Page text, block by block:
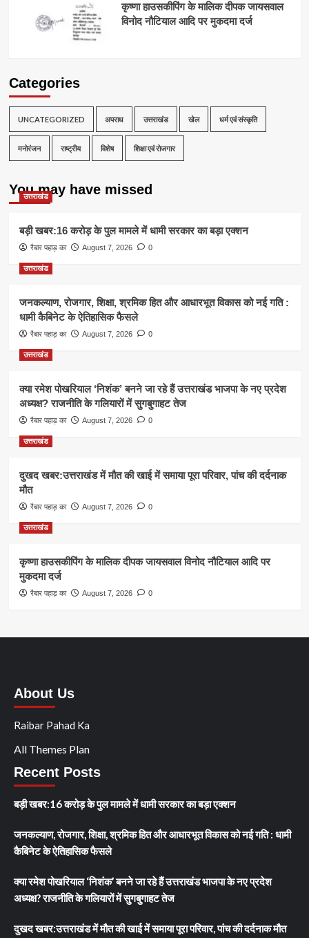
कृष्णा हाउसकीपिंग के मालिक दीपक जायसवाल
विनोद नौटियाल आदि पर मुकदमा दर्ज
Categories
UNCATEGORIZED अपराध उत्तराखंड खेल धर्म एवं संस्कृति
मनोरंजन राष्ट्रीय विशेष शिक्षा एवं रोजगार
You may have missed
उत्तराखंड
बड़ी खबर:16 करोड़ के पुल मामले में धामी सरकार का बड़ा एक्शन
रैबार पहाड़ का August 7, 2026 0
उत्तराखंड
जनकल्याण, रोजगार, शिक्षा, श्रमिक हित और आधारभूत विकास को नई गति :
धामी कैबिनेट के ऐतिहासिक फैसले
रैबार पहाड़ का August 7, 2026 0
उत्तराखंड
क्या रमेश पोखरियाल ‘निशंक’ बनने जा रहे हैं उत्तराखंड भाजपा के नए प्रदेश
अध्यक्ष? राजनीति के गलियारों में सुगबुगाहट तेज
रैबार पहाड़ का August 7, 2026 0
उत्तराखंड
दुखद खबर:उत्तराखंड में मौत की खाई में समाया पूरा परिवार, पांच की दर्दनाक
मौत
रैबार पहाड़ का August 7, 2026 0
उत्तराखंड
कृष्णा हाउसकीपिंग के मालिक दीपक जायसवाल विनोद नौटियाल आदि पर
मुकदमा दर्ज
रैबार पहाड़ का August 7, 2026 0
About Us
Raibar Pahad Ka
All Themes Plan
Recent Posts
बड़ी खबर:16 करोड़ के पुल मामले में धामी सरकार का बड़ा एक्शन
जनकल्याण, रोजगार, शिक्षा, श्रमिक हित और आधारभूत विकास को नई गति : धामी
कैबिनेट के ऐतिहासिक फैसले
क्या रमेश पोखरियाल ‘निशंक’ बनने जा रहे हैं उत्तराखंड भाजपा के नए प्रदेश
अध्यक्ष? राजनीति के गलियारों में सुगबुगाहट तेज
दुखद खबर:उत्तराखंड में मौत की खाई में समाया पूरा परिवार, पांच की दर्दनाक मौत